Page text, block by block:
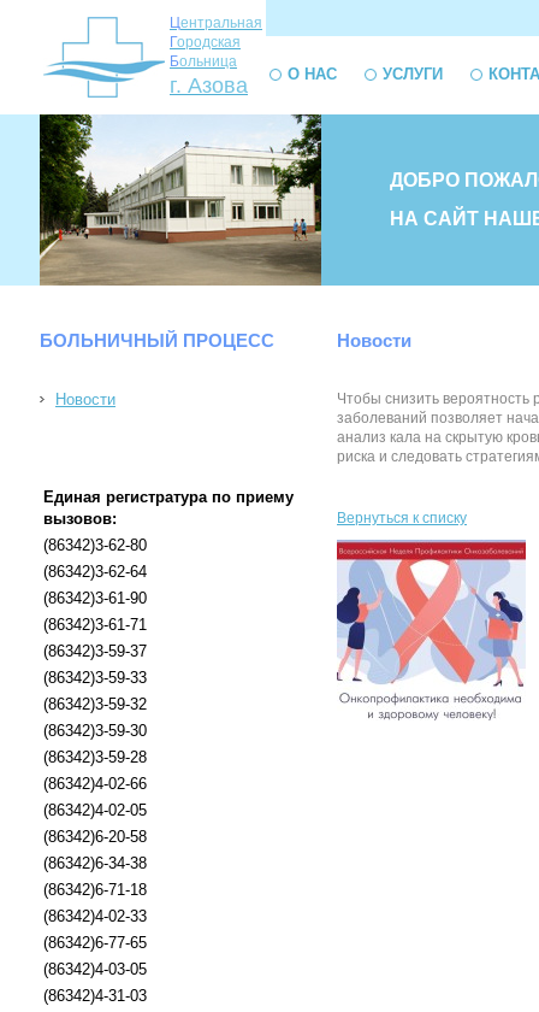
Центральная
Городская
Больница
г. Азова О НАС УСЛУГИ
ДОБРО
НА САЙТ
БОЛЬНИЧНЫЙ ПРОЦЕСС
Новости
Единая регистратура по приему
вызовов:
(86342)3-62-80
(86342)3-62-64
(86342)3-61-90
(86342)3-61-71
(86342)3-59-37
(86342)3-59-33
(86342)3-59-32
(86342)3-59-30
(86342)3-59-28
(86342)4-02-66
(86342)4-02-05
(86342)6-20-58
(86342)6-34-38
(86342)6-71-18
(86342)4-02-33
(86342)6-77-65
(86342)4-03-05
(86342)4-31-03
Новости
Чтобы снизить вероятность
заболеваний позволяет
анализ кала на скрытую
риска и следовать
Вернуться к списку